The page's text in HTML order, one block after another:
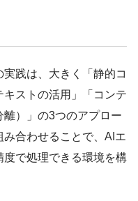
践は、大きく「静的コ
ストの活用」「コンテ
）」の3つのアプロー
合わせることで、AIエ
で処理できる環境を構